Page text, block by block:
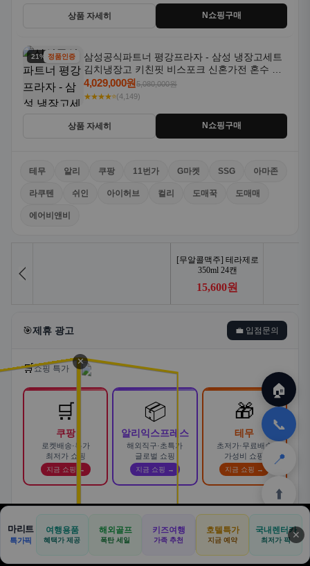
상품 자세히 N쇼핑구매
21% 할인정품인증
삼성공식파트너 평강프라자 - 삼성 냉장고세트
김치냉장고 키친핏 비스포크 신혼가전 혼수 입
주가전 빌트인 화이트
4,029,000원5,080,000원
★★★★⭐(4,149)
상품 자세히 N쇼핑구매
테무 알리 쿠팡 11번가 G마켓 SSG 아마존
라쿠텐 쉬인 아이허브 컬리 도매꾹 도매매
에어비앤비
🎯제휴 광고 💼 입점문의
🛒쇼핑 특가
🛒
쿠팡
로켓배송·특가
최저가 쇼핑
지금 쇼핑 →
📦
알리익스프레스
해외직구·초특가
글로벌 쇼핑
지금 쇼핑 →
🎁
테무
초저가·무료배송
가성비 쇼핑
지금 쇼핑 →
🚗
합리적으로
AD
카슐랭 · 신차 장기렌트 · 리스 · 월 렌탈료 비교
바로가기 →
🏠
✈️
공항
⛳
📋
🛒
쿠팡
🎁
테무
🏠
📞
📍
⬆️
🏠 📝
견적
🚐
기사등록
🛒
아마존
✕
마리트
특가픽
여행용품
혜택가 제공
해외골프
폭탄 세일
키즈여행
가족 추천
호텔특가
지금 예약
국내렌터카
최저가 픽 ✕